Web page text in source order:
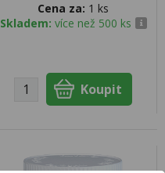
Cena za: 1 ks
Skladem: více než 500 ks